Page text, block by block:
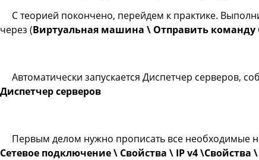
С теорией покончено, перейдем к практике.
через (Виртуальная машина \ Отправить команду
Автоматически запускается Диспетчер серверов,
Диспетчер серверов
Первым делом нужно прописать все необходимые
Сетевое подключение \ Свойства \ IP v4 \Свойства